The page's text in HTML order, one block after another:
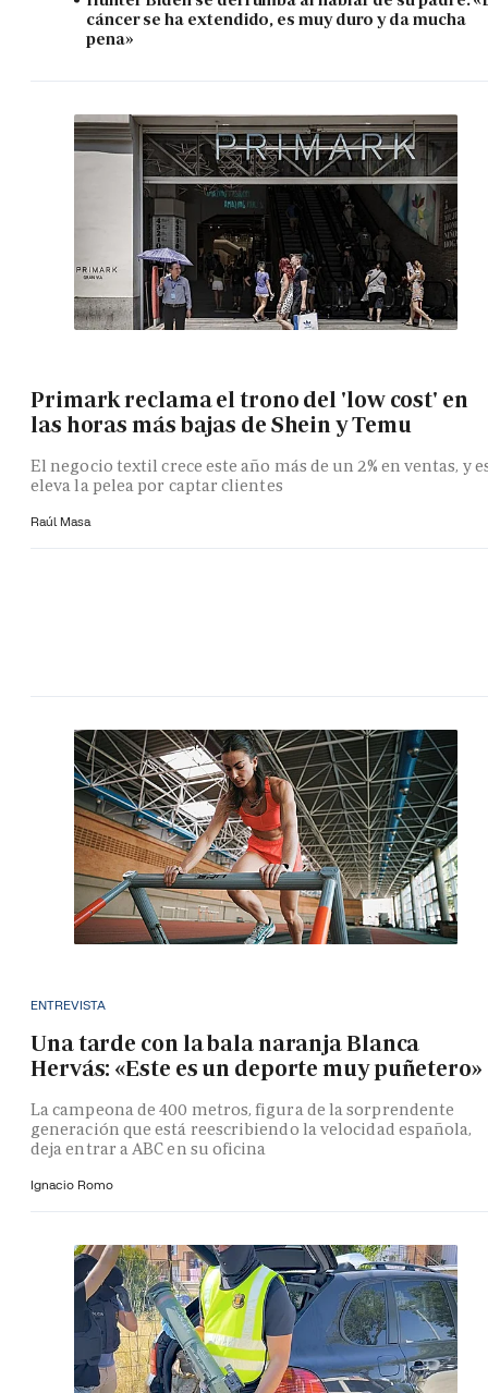
cáncer se ha extendido, es muy duro y da mucha
pena»
Primark reclama el trono del 'low cost' en
las horas más bajas de Shein y Temu
El negocio textil crece este año más de un 2% en ventas, y
eleva la pelea por captar clientes
Raúl Masa
ENTREVISTA
Una tarde con la bala naranja Blanca
Hervás: «Este es un deporte muy puñetero»
La campeona de 400 metros, figura de la sorprendente
generación que está reescribiendo la velocidad española,
deja entrar a ABC en su oficina
Ignacio Romo